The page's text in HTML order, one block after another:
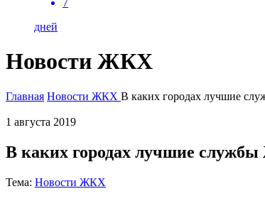
7
дней
Новости ЖКХ
Главная Новости ЖКХ В каких городах лучшие
1 августа 2019
В каких городах лучшие
Тема: Новости ЖКХ